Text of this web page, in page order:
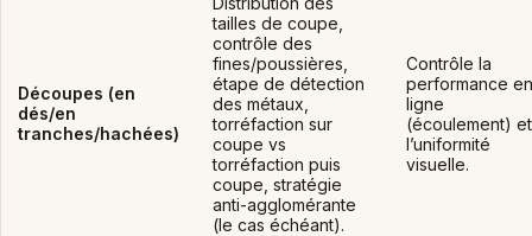
Découpes (en
dés/en
tranches/hachées)
tailles de coupe,
contrôle des
fines/poussières,
étape de détection
des métaux,
torréfaction sur
coupe vs
torréfaction puis
coupe, stratégie
anti-agglomérante
(le cas échéant).
Contrôle la
performance en
ligne
(écoulement) et
l’uniformité
visuelle.